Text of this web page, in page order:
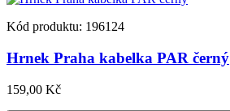
Kód produktu: 196124
Hrnek Praha kabelka PAR černý
159,00 Kč